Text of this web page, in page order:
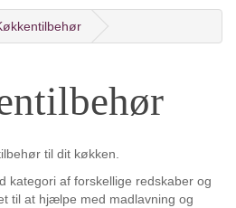
til dit køkken.
kategori af forskellige redskaber og
til at hjælpe med madlavning og